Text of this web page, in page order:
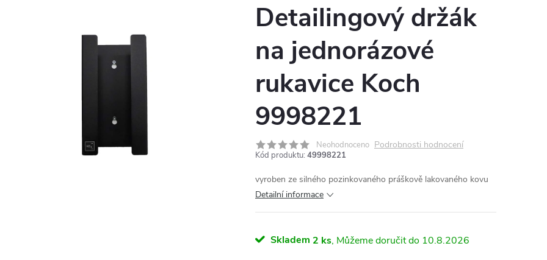
Detailingový držák
na jednorázové
rukavice Koch
9998221
Neohodnoceno Podrobnosti hodnocení
Kód produktu: 49998221
vyroben ze silného pozinkovaného práškově lakovaného kovu
Detailní informace
Skladem 2 ks 10.8.2026